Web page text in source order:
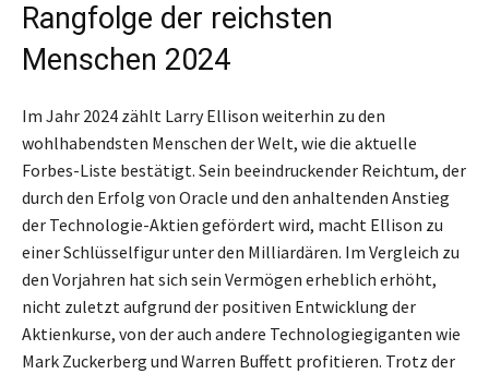
Rangfolge der reichsten
Menschen 2024
Im Jahr 2024 zählt Larry Ellison weiterhin zu den
wohlhabendsten Menschen der Welt, wie die aktuelle
Forbes-Liste bestätigt. Sein beeindruckender Reichtum, der
durch den Erfolg von Oracle und den anhaltenden Anstieg
der Technologie-Aktien gefördert wird, macht Ellison zu
einer Schlüsselfigur unter den Milliardären. Im Vergleich zu
den Vorjahren hat sich sein Vermögen erheblich erhöht,
nicht zuletzt aufgrund der positiven Entwicklung der
Aktienkurse, von der auch andere Technologiegiganten wie
Mark Zuckerberg und Warren Buffett profitieren. Trotz der